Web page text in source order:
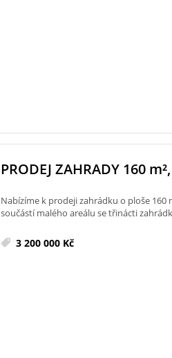
PRODEJ ZAHRADY 160 m²
Nabízíme k prodeji zahrádku o ploše
součástí malého areálu se třinácti
3 200 000 Kč